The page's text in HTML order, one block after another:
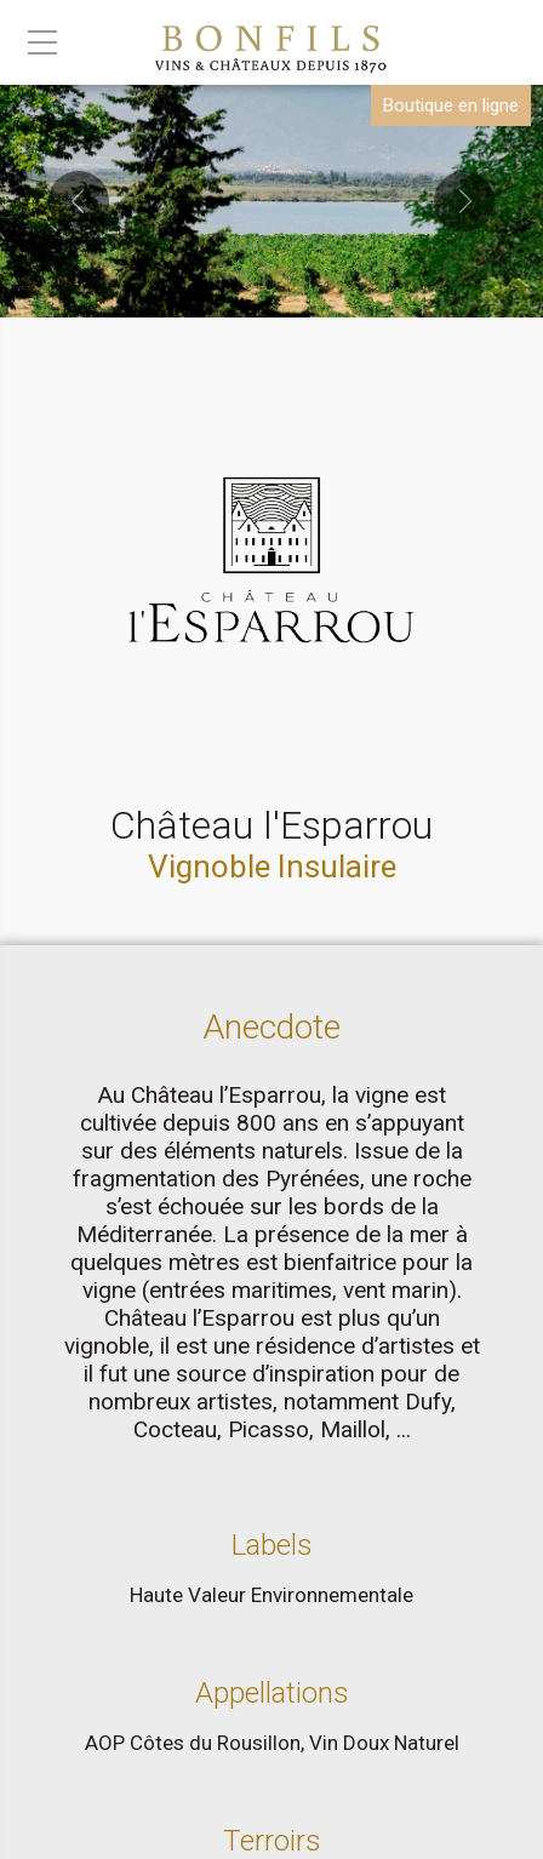
Boutique en ligne
Château l'Esparrou
Vignoble Insulaire
Anecdote
Au Château l’Esparrou, la vigne est
cultivée depuis 800 ans en s’appuyant
sur des éléments naturels. Issue de la
fragmentation des Pyrénées, une roche
s’est échouée sur les bords de la
Méditerranée. La présence de la mer à
quelques mètres est bienfaitrice pour la
vigne (entrées maritimes, vent marin).
Château l’Esparrou est plus qu’un
vignoble, il est une résidence d’artistes et
il fut une source d’inspiration pour de
nombreux artistes, notamment Dufy,
Cocteau, Picasso, Maillol, ...
Labels
Haute Valeur Environnementale
Appellations
AOP Côtes du Rousillon, Vin Doux Naturel
Terroirs